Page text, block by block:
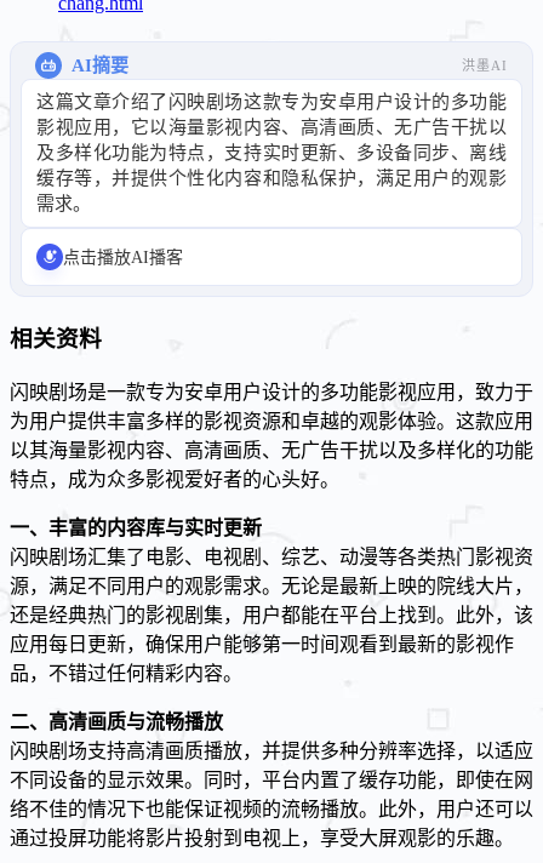
AI摘要 洪墨AI
这篇文章介绍了闪映剧场这款专为安卓用户设计的多功能
影视应用，它以海量影视内容、高清画质、无广告干扰以
及多样化功能为特点，支持实时更新、多设备同步、离线
缓存等，并提供个性化内容和隐私保护，满足用户的观影
需求。
点击播放AI播客
相关资料
闪映剧场是一款专为安卓用户设计的多功能影视应用，致力于
为用户提供丰富多样的影视资源和卓越的观影体验。这款应用
以其海量影视内容、高清画质、无广告干扰以及多样化的功能
特点，成为众多影视爱好者的心头好。
一、丰富的内容库与实时更新
闪映剧场汇集了电影、电视剧、综艺、动漫等各类热门影视资
源，满足不同用户的观影需求。无论是最新上映的院线大片，
还是经典热门的影视剧集，用户都能在平台上找到。此外，该
应用每日更新，确保用户能够第一时间观看到最新的影视作
品，不错过任何精彩内容。
二、高清画质与流畅播放
闪映剧场支持高清画质播放，并提供多种分辨率选择，以适应
不同设备的显示效果。同时，平台内置了缓存功能，即使在网
络不佳的情况下也能保证视频的流畅播放。此外，用户还可以
通过投屏功能将影片投射到电视上，享受大屏观影的乐趣。